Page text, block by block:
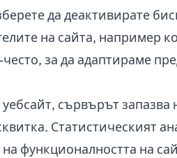
да деактивирате
на сайта, например
за да адаптираме
сървърът
Статистическият
функционалността на